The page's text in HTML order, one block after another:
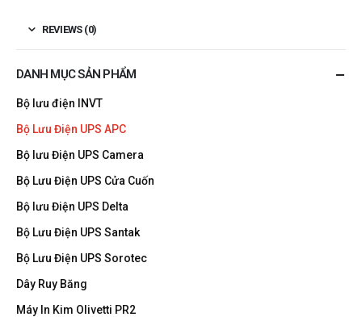
REVIEWS (0)
DANH MỤC SẢN PHẨM
Bộ lưu điện INVT
Bộ Lưu Điện UPS APC
Bộ lưu Điện UPS Camera
Bộ Lưu Điện UPS Cửa Cuốn
Bộ lưu Điện UPS Delta
Bộ Lưu Điện UPS Santak
Bộ Lưu Điện UPS Sorotec
Dây Ruy Băng
Máy In Kim Olivetti PR2